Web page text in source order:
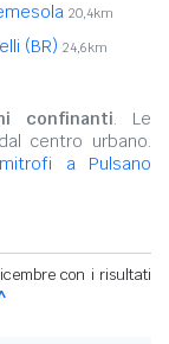
20,4km
(BR) 24,6km
confinanti. Le
centro urbano.
a Pulsano
con i risultati